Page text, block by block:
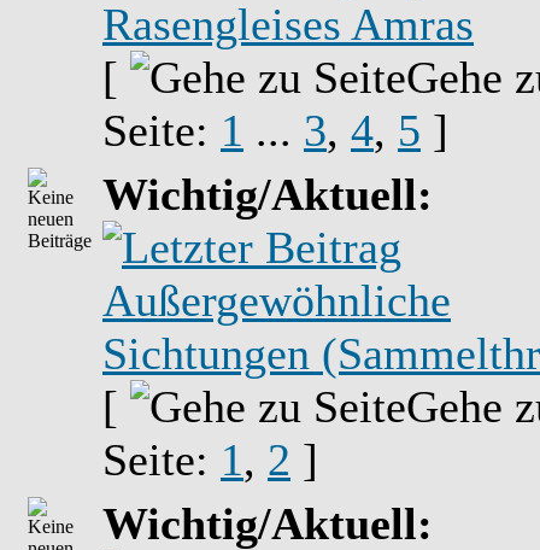
Rasengleises Amras
[
Gehe
Seite: 1 ... 3, 4, 5 ]
Wichtig/Aktuell:
Außergewöhnliche
Sichtungen
[
Gehe
Seite: 1, 2 ]
Wichtig/Aktuell: